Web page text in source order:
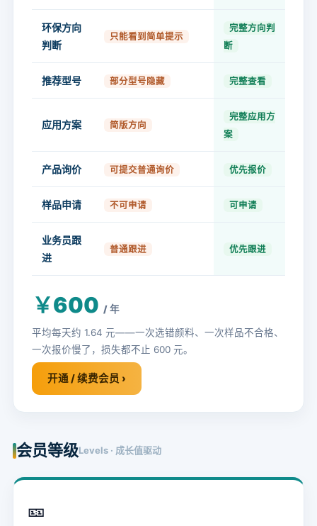
环保方向
判断
只能看到简单提示
完整方向判
断
推荐型号 部分型号隐藏 完整查看
应用方案 简版方向
完整应用方
案
产品询价 可提交普通询价 优先报价
样品申请 不可申请 可申请
业务员跟
进
普通跟进 优先跟进
￥600 / 年
平均每天约 1.64 元——一次选错颜料、一次样品不合格、
一次报价慢了，损失都不止 600 元。
开通 / 续费会员 ›
会员等级Levels · 成长值驱动
🎫